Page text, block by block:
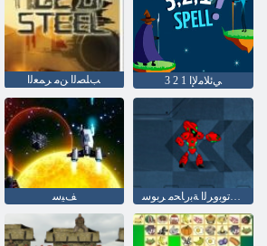
ﺐﻠﺼﻟﺍ ﻦﻣ ﺮﻤﻌﻟﺍ ﻲﺋﻼ ﻣﻹ ﺍ 1 2 3
ﻒﻴﺳ